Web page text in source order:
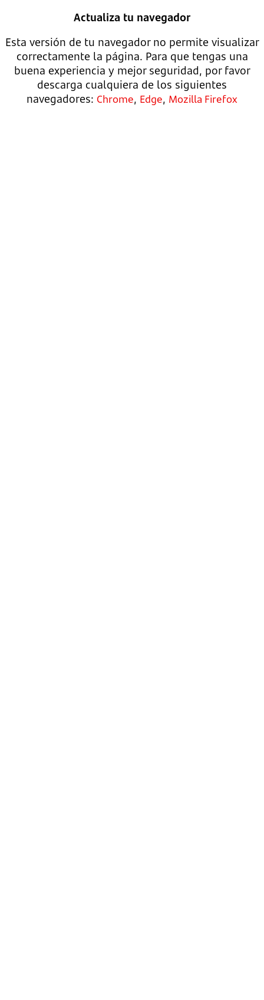
Actualiza tu navegador
Esta versión de tu navegador no permite visualizar
correctamente la página. Para que tengas una
buena experiencia y mejor seguridad, por favor
descarga cualquiera de los siguientes
navegadores: Chrome, Edge, Mozilla Firefox